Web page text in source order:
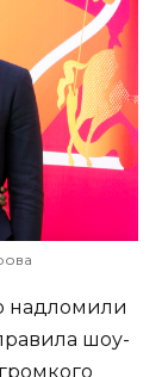
надломили
шоу-